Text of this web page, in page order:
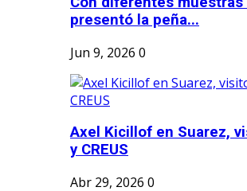
presentó la peña...
Jun 9, 2026 0
Axel Kicillof en Suarez,
y CREUS
Abr 29, 2026 0